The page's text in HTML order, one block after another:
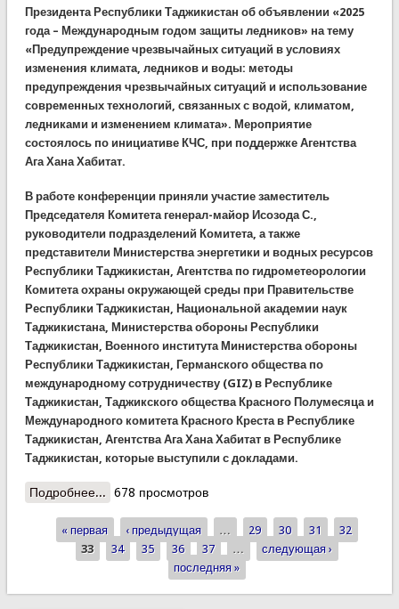
Президента Республики Таджикистан об объявлении «2025
года – Международным годом защиты ледников» на тему
«Предупреждение чрезвычайных ситуаций в условиях
изменения климата, ледников и воды: методы
предупреждения чрезвычайных ситуаций и использование
современных технологий, связанных с водой, климатом,
ледниками и изменением климата». Мероприятие
состоялось по инициативе КЧС, при поддержке Агентства
Ага Хана Хабитат.
В работе конференции приняли участие заместитель
Председателя Комитета генерал-майор Исозода С.,
руководители подразделений Комитета, а также
представители Министерства энергетики и водных ресурсов
Республики Таджикистан, Агентства по гидрометеорологии
Комитета охраны окружающей среды при Правительстве
Республики Таджикистан, Национальной академии наук
Таджикистана, Министерства обороны Республики
Таджикистан, Военного института Министерства обороны
Республики Таджикистан, Германского общества по
международному сотрудничеству (GIZ) в Республике
Таджикистан, Таджикского общества Красного Полумесяца и
Международного комитета Красного Креста в Республике
Таджикистан, Агентства Ага Хана Хабитат в Республике
Таджикистан, которые выступили с докладами.
Подробнее... о В КЧС состоялась научно-теоретическая
678 просмотров
Страницы
« первая ‹ предыдущая … 29 30 31
32
33
34 35 36 37 …
следующая ›
последняя »